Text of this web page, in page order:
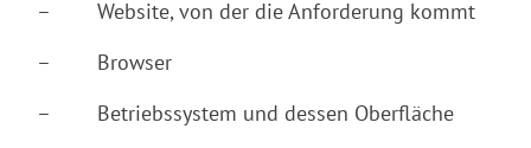
– Website, von der die Anforderung kommt
– Browser
– Betriebssystem und dessen Oberfläche